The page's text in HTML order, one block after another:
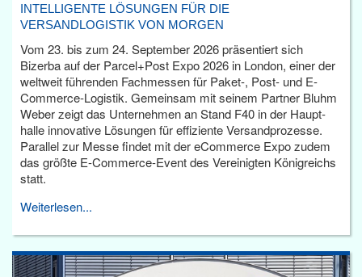
INTELLIGENTE LÖSUNGEN FÜR DIE
VERSANDLOGISTIK VON MORGEN
Vom 23. bis zum 24. September 2026 präsentiert sich
Bizerba auf der Parcel+Post Expo 2026 in London, einer der
weltweit führenden Fachmessen für Paket-, Post- und E-
Commerce-Logistik. Gemeinsam mit seinem Partner Bluhm
Weber zeigt das Unternehmen an Stand F40 in der Haupt­
halle innovative Lösungen für effiziente Versandprozesse.
Parallel zur Messe findet mit der eCommerce Expo zudem
das größte E-Commerce-Event des Vereinigten Königreichs
statt.
Weiterlesen...